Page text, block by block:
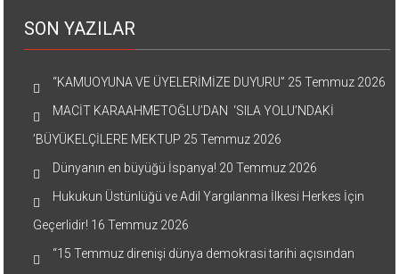
SON YAZILAR
“KAMUOYUNA VE ÜYELERİMİZE DUYURU” 25 Temmuz 2026
MACİT KARAAHMETOĞLU’DAN ‘SILA YOLU’NDAKİ
’BÜYÜKELÇİLERE MEKTUP 25 Temmuz 2026
Dünyanın en büyüğü İspanya! 20 Temmuz 2026
Hukukun Üstünlüğü ve Adil Yargılanma İlkesi Herkes İçin
Geçerlidir! 16 Temmuz 2026
“15 Temmuz direnişi dünya demokrasi tarihi açısından